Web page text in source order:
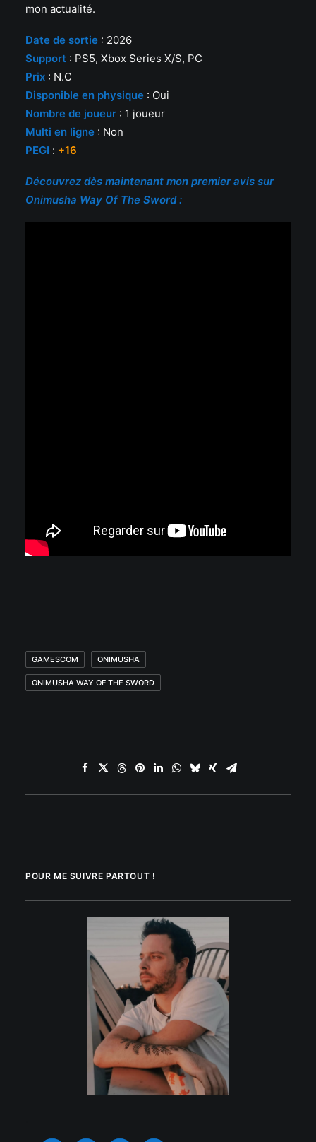
mon actualité.
Date de sortie : 2026
Support : PS5, Xbox Series X/S, PC
Prix : N.C
Disponible en physique : Oui
Nombre de joueur : 1 joueur
Multi en ligne : Non
PEGI : +16
Découvrez dès maintenant mon premier avis sur
Onimusha Way Of The Sword :
GAMESCOM ONIMUSHA
ONIMUSHA WAY OF THE SWORD
POUR ME SUIVRE PARTOUT !